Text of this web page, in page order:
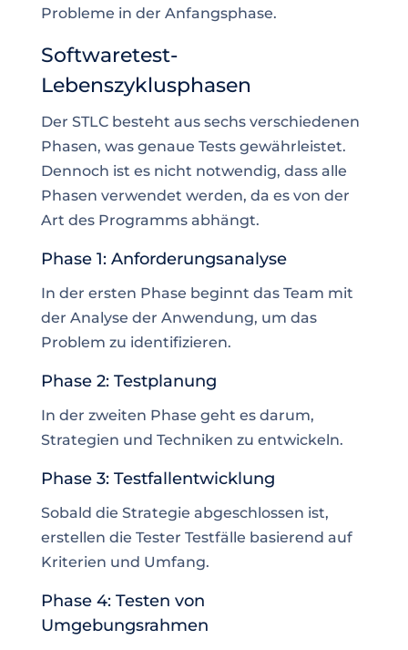
Probleme in der Anfangsphase.
Softwaretest-
Lebenszyklusphasen
Der STLC besteht aus sechs verschiedenen
Phasen, was genaue Tests gewährleistet.
Dennoch ist es nicht notwendig, dass alle
Phasen verwendet werden, da es von der
Art des Programms abhängt.
Phase 1: Anforderungsanalyse
In der ersten Phase beginnt das Team mit
der Analyse der Anwendung, um das
Problem zu identifizieren.
Phase 2: Testplanung
In der zweiten Phase geht es darum,
Strategien und Techniken zu entwickeln.
Phase 3: Testfallentwicklung
Sobald die Strategie abgeschlossen ist,
erstellen die Tester Testfälle basierend auf
Kriterien und Umfang.
Phase 4: Testen von
Umgebungsrahmen